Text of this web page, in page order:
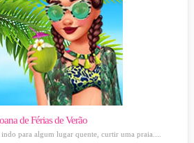
de Férias de Verão
para algum lugar quente, curtir uma praia....